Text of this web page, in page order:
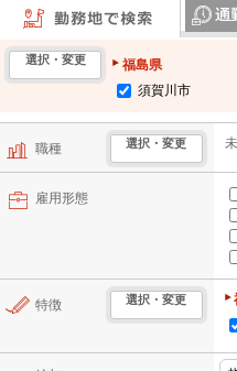
勤務地で検索
選択・変更
福島県
須賀川市
職種 選択・変更
雇用形態
特徴 選択・変更